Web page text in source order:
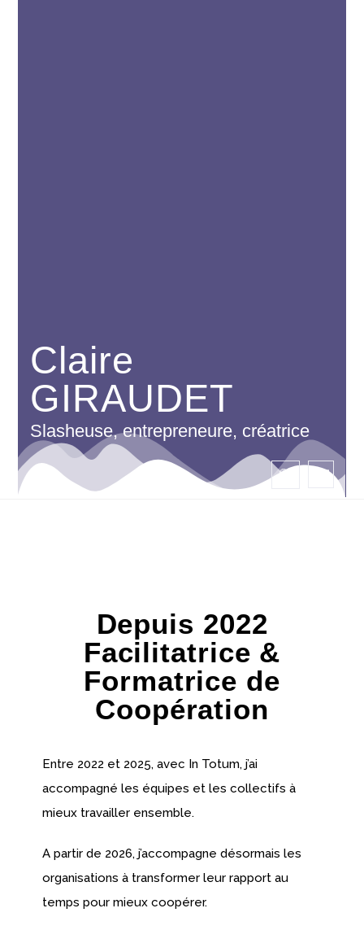
Claire
GIRAUDET
Slasheuse, entrepreneure, créatrice
Depuis 2022
Facilitatrice &
Formatrice de
Coopération
Entre 2022 et 2025, avec In Totum, j’ai
accompagné les équipes et les collectifs à
mieux travailler ensemble.
A partir de 2026, j’accompagne désormais les
organisations à transformer leur rapport au
temps pour mieux coopérer.